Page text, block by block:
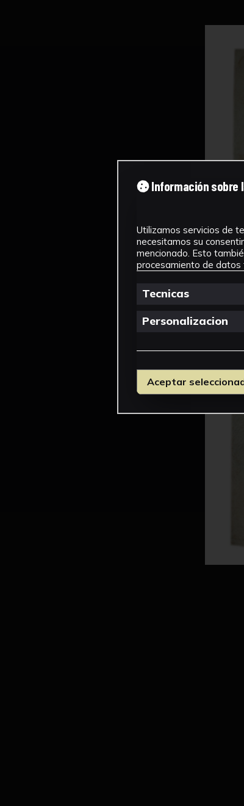
Información sobre
Utilizamos servicios de
necesitamos su
mencionado. Esto
procesamiento de datos
Tecnicas
Personalizacion
Aceptar